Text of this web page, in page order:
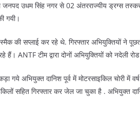
जनपद उधम सिंह नगर से 02 अंतरराज्यीय ड्रग्स
गयी।
की सप्लाई कर रहे थे. गिरफ्तार अभियुक्तियों ने
ANTF टीम द्वारा दोनों अभियुक्तियों को नदेली
गये अभियुक्त दानिश पूर्व में मोटरसाइकिल चोरी में
सहित गिरफ्तार कर जेल जा चुका है . अभियुक्त